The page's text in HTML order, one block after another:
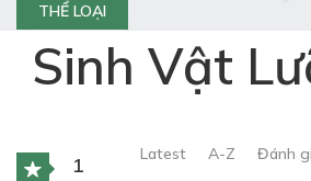
THỂ LOẠI
Sinh Vật
1
Latest A-Z Đánh